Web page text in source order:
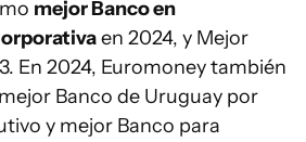
mejor Banco en
en 2024, y Mejor
En 2024, Euromoney también
Banco de Uruguay por
y mejor Banco para